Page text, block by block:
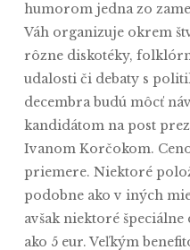
humorom jedna zo
Váh organizuje okrem
rôzne diskotéky,
udalosti či debaty s
decembra budú môcť
kandidátom na post
Ivanom Korčokom.
priemere. Niektoré
podobne ako v iných
avšak niektoré
ako 5 eur. Veľkým